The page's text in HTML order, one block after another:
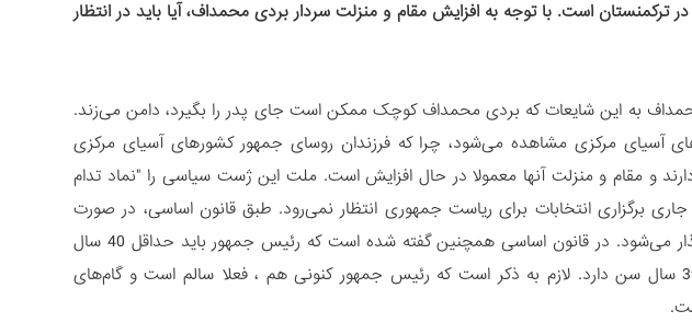
است. با توجه به افزایش مقام و منزلت سردار بردی محمداف، آیا باید در انتظار
به این شایعات که بردی محمداف کوچک ممکن است جای پدر را بگیرد، دامن می‌زند.
آسیای مرکزی مشاهده می‌شود، چرا که فرزندان روسای جمهور کشورهای آسیای مرکزی
و مقام و منزلت آنها معمولا در حال افزایش است. ملت این ژست سیاسی را "نماد تدام
برگزاری انتخابات برای ریاست جمهوری انتظار نمی‌رود. طبق قانون اساسی، در صورت
ناتوانی رئیس جمهور، وظایف وی به رئیس مجلس واگذار می‌شود. در قانون اساسی همچنین گفته شده است که رئیس جمهور باید حداقل 40 سال
سن داشته باشد. در حال حاضر، سردار بردیمحمداف 39 سال سن دارد. لازم به ذکر است که رئیس جمهور کنونی هم ، فعلا سالم است و گام‌های